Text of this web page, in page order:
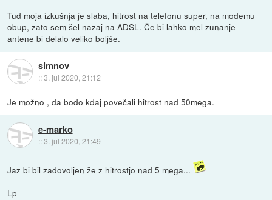
Tud moja izkušnja je slaba, hitrost na telefonu super, na modemu
obup, zato sem šel nazaj na ADSL. Če bi lahko mel zunanje
antene bi delalo veliko boljše.
simnov
::3. jul 2020, 21:12
Je možno , da bodo kdaj povečali hitrost nad 50mega.
e-marko
::3. jul 2020, 21:49
Jaz bi bil zadovoljen že z hitrostjo nad 5 mega...
Lp